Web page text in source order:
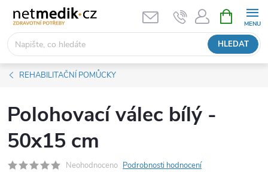
obsah
HLEDAT
NÁKUPNÍ
KOŠÍK
REHABILITAČNÍ POMŮCKY
Polohovací válec bílý -
50x15 cm
Neohodnoceno Podrobnosti hodnocení